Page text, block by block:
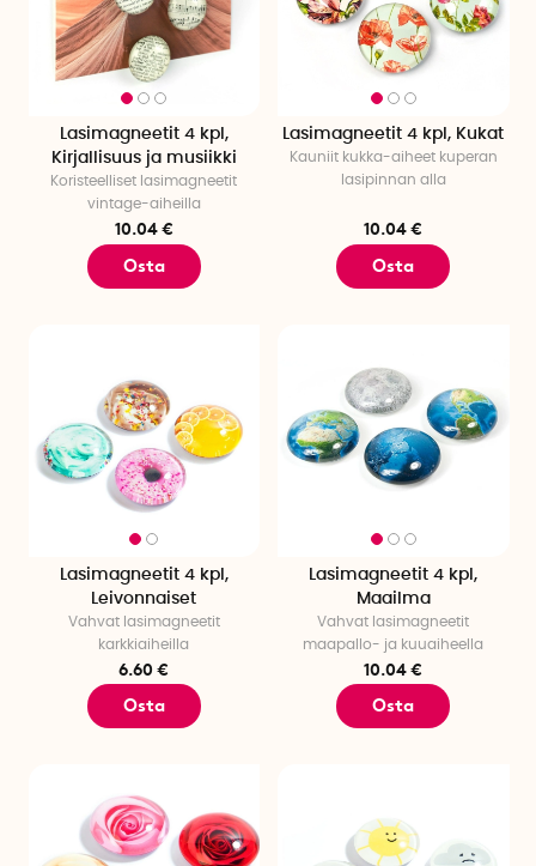
Lasimagneetit 4 kpl,
Kirjallisuus ja musiikki
Koristeelliset lasimagneetit
vintage-aiheilla
10.04 €
Osta
Lasimagneetit 4 kpl, Kukat
Kauniit kukka-aiheet kuperan
lasipinnan alla
10.04 €
Osta
Lasimagneetit 4 kpl,
Leivonnaiset
Vahvat lasimagneetit
karkkiaiheilla
6.60 €
Osta
Lasimagneetit 4 kpl,
Maailma
Vahvat lasimagneetit
maapallo- ja kuuaiheella
10.04 €
Osta